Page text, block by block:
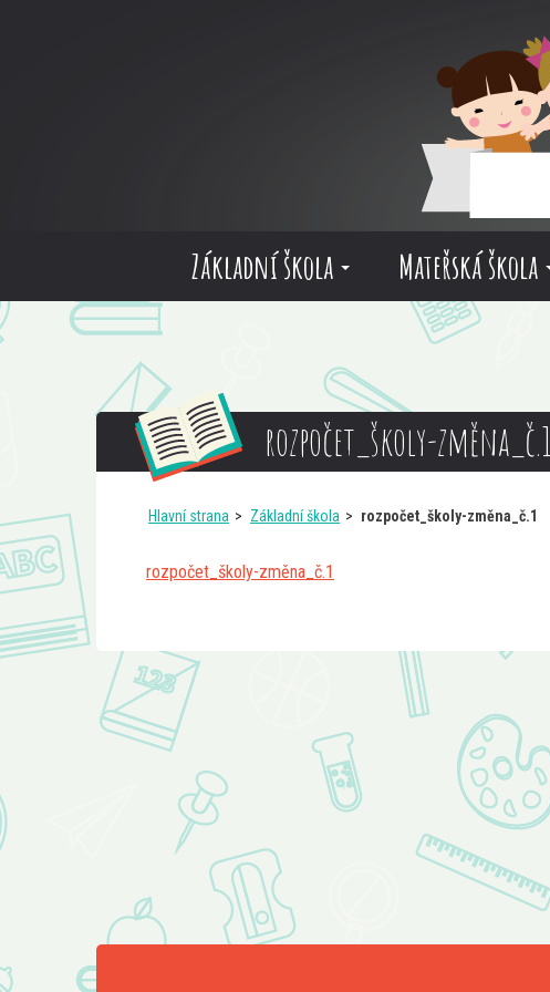
Základní škola Mateřská škola
rozpočet_školy-změna_č.1
Hlavní strana Základní škola rozpočet_školy-změna_č.1
rozpočet_školy-změna_č.1